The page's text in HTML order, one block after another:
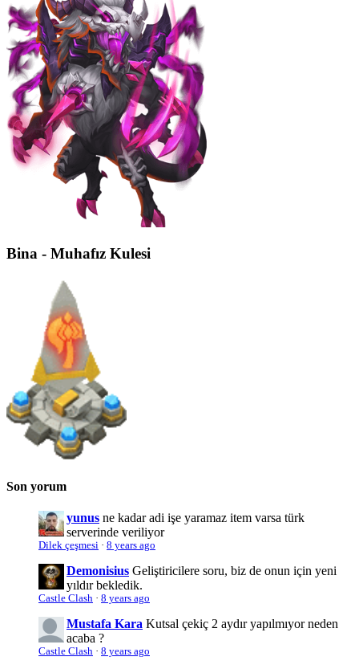
Bina - Muhafız Kulesi
Son yorum
yunus ne kadar adi işe yaramaz item varsa türk
serverinde veriliyor
Dilek çeşmesi · 8 years ago
Demonisius Geliştiricilere soru, biz de onun için yeni
yıldır bekledik.
Castle Clash · 8 years ago
Mustafa Kara Kutsal çekiç 2 aydır yapılmıyor neden
acaba ?
Castle Clash · 8 years ago